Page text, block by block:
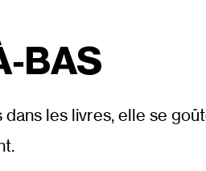
les livres, elle se